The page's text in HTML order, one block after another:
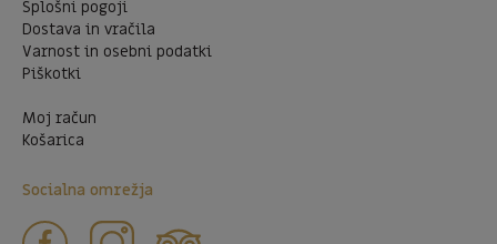
Splošni pogoji
Dostava in vračila
Varnost in osebni podatki
Piškotki
Moj račun
Košarica
Socialna omrežja